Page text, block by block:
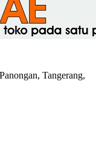
Tangerang,